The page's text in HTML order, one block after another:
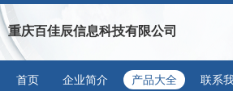
重庆百佳辰信息科技有限公司
首页 企业简介 产品大全 联系